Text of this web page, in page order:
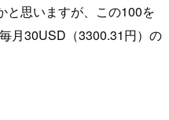
と思いますが、この100を
月30USD（3300.31円）の